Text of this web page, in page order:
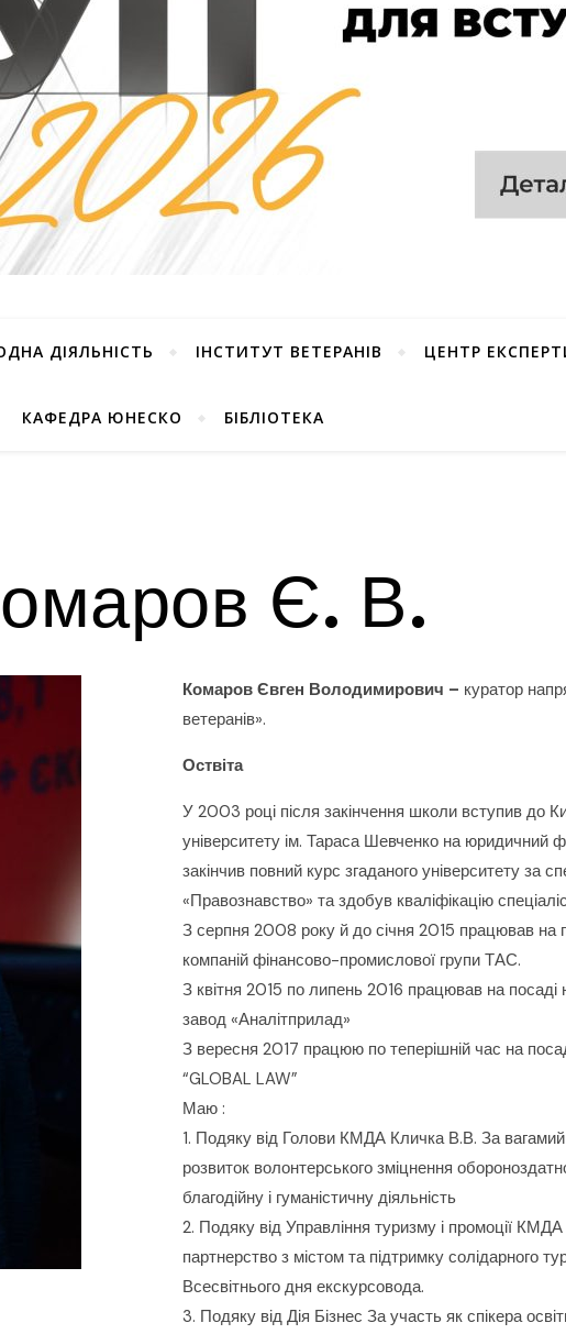
ДІЯЛЬНІСТЬ ІНСТИТУТ ВЕТЕРАНІВ ЦЕНТР
КАФЕДРА ЮНЕСКО БІБЛІОТЕКА
Є. В.
Комаров Євген Володимирович – куратор
ветеранів».
Оствіта
У 2003 році після закінчення школи вступив до
університету ім. Тараса Шевченко на юридичний
закінчив повний курс згаданого університету за
«Правознавство» та здобув кваліфікацію
З серпня 2008 року й до січня 2015 працював на
компаній фінансово-промислової групи ТАС.
З квітня 2015 по липень 2016 працював на
завод «Аналітприлад»
З вересня 2017 працюю по теперішній час на
“GLOBAL LAW”
Маю :
1. Подяку від Голови КМДА Кличка В.В. За
розвиток волонтерського зміцнення
благодійну і гуманістичну діяльність
2. Подяку від Управління туризму і промоції
партнерство з містом та підтримку солідарного
Всесвітнього дня екскурсовода.
3. Подяку від Дія Бізнес За участь як спікера